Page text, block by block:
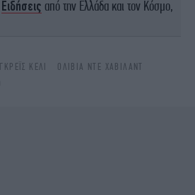
Ειδήσεις από την Ελλάδα και τον Κόσμο,
ΓΚΡΈΙΣ ΚΈΛΙ
ΟΛΊΒΙΑ ΝΤΕ ΧΆΒΙΛΑΝΤ